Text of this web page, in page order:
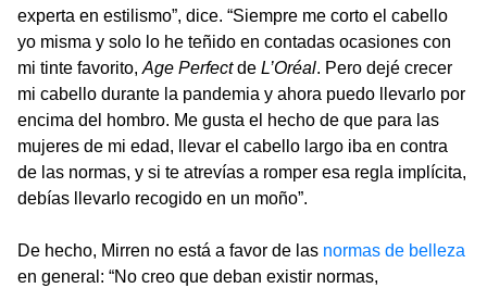
experta en estilismo”, dice. “Siempre me corto el cabello
yo misma y solo lo he teñido en contadas ocasiones con
mi tinte favorito, Age Perfectde L’Oréal. Pero dejé crecer
mi cabello durante la pandemia y ahora puedo llevarlo por
encima del hombro. Me gusta el hecho de que para las
mujeres de mi edad, llevar el cabello largo iba en contra
de las normas, y si te atrevías a romper esa regla implícita,
debías llevarlo recogido en un moño”.
De hecho, Mirren no está a favor de las normas de belleza
en general: “No creo que deban existir normas,